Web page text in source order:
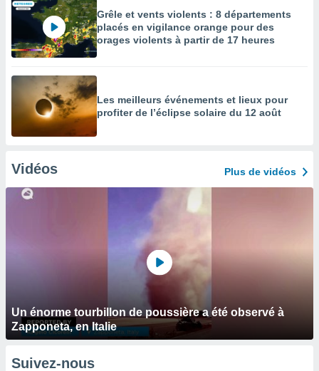
Grêle et vents violents : 8 départements
placés en vigilance orange pour des
orages violents à partir de 17 heures
Les meilleurs événements et lieux pour
profiter de l’éclipse solaire du 12 août
Vidéos Plus de vidéos
Un énorme tourbillon de poussière a été observé à
Zapponeta, en Italie
Suivez-nous